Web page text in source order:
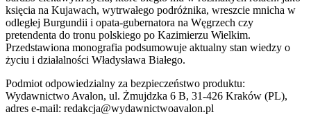
księcia na Kujawach, wytrwałego podróżnika, wreszcie mnicha w
odległej Burgundii i opata-gubernatora na Węgrzech czy
pretendenta do tronu polskiego po Kazimierzu Wielkim.
Przedstawiona monografia podsumowuje aktualny stan wiedzy o
życiu i działalności Władysława Białego.
Podmiot odpowiedzialny za bezpieczeństwo produktu:
Wydawnictwo Avalon, ul. Żmujdzka 6 B, 31-426 Kraków (PL),
adres e-mail: redakcja@wydawnictwoavalon.pl